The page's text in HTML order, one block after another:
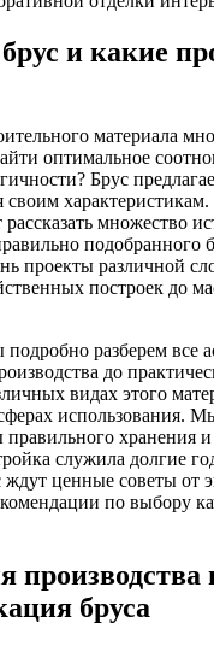
и какие
материала
оптимальное
Брус
своим
множество
подобранного
проекты различной
построек до
подробно разберем все
до
видах этого
использования.
хранения и
служила долгие
ждут ценные советы от
по выбору
производства
бруса